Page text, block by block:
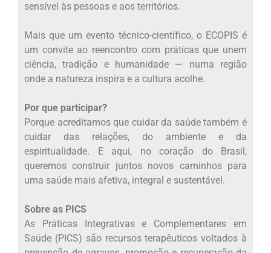
sensível às pessoas e aos territórios.
Mais que um evento técnico-científico, o ECOPIS é
um convite ao reencontro com práticas que unem
ciência, tradição e humanidade — numa região
onde a natureza inspira e a cultura acolhe.
Por que participar?
Porque acreditamos que cuidar da saúde também é
cuidar das relações, do ambiente e da
espiritualidade. E aqui, no coração do Brasil,
queremos construir juntos novos caminhos para
uma saúde mais afetiva, integral e sustentável.
Sobre as PICS
As Práticas Integrativas e Complementares em
Saúde (PICS) são recursos terapêuticos voltados à